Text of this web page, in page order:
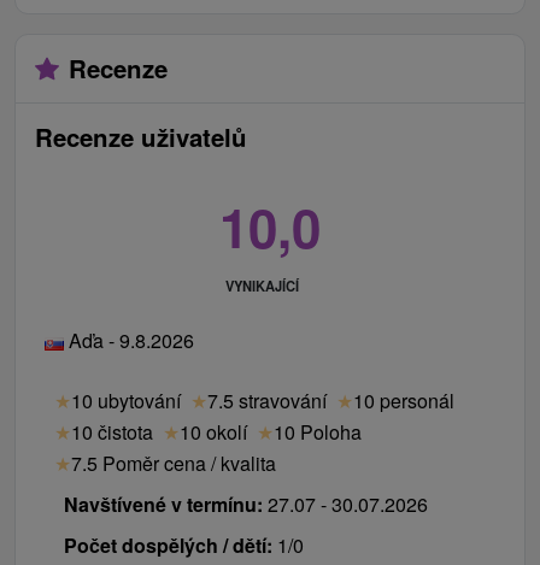
Recenze
Recenze uživatelů
10,0
VYNIKAJÍCÍ
Aďa - 9.8.2026
★10 ubytování ★7.5 stravování ★10 personál
★10 čistota ★10 okolí ★10 Poloha
★7.5 Poměr cena / kvalita
Navštívené v termínu: 27.07 - 30.07.2026
Počet dospělých / dětí: 1/0